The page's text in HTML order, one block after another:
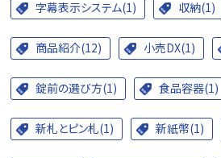
字幕表示システム(1) 収納(1)
商品紹介(12) 小売DX(1)
錠前の選び方(1) 食品容器(1)
新札とピン札(1) 新紙幣(1)